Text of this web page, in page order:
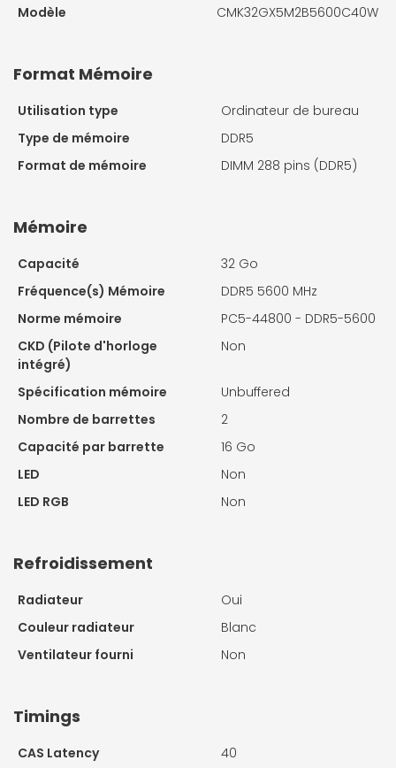
Modèle CMK32GX5M2B5600C40W
Format Mémoire
Utilisation type
Ordinateur de bureau
Type de mémoire
DDR5
Format de mémoire
DIMM 288 pins (DDR5)
Mémoire
Capacité
32 Go
Fréquence(s) Mémoire
DDR5 5600 MHz
Norme mémoire
PC5-44800 - DDR5-5600
CKD (Pilote d'horloge
intégré)
Non
Spécification mémoire
Unbuffered
Nombre de barrettes
2
Capacité par barrette
16 Go
LED
Non
LED RGB
Non
Refroidissement
Radiateur
Oui
Couleur radiateur
Blanc
Ventilateur fourni
Non
Timings
CAS Latency
40